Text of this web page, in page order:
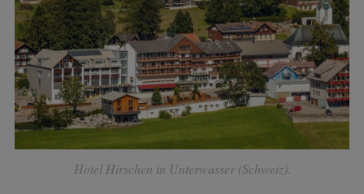
Hotel Hirschen in Unterwasser (Schweiz).